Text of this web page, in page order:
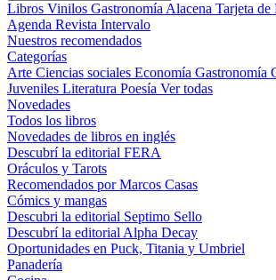
Libros Vinilos Gastronomía Alacena Tarjeta de
Agenda Revista Intervalo
Nuestros recomendados
Categorías
Arte Ciencias sociales Economía Gastronomía
Juveniles Literatura Poesía Ver todas
Novedades
Todos los libros
Novedades de libros en inglés
Descubrí la editorial FERA
Oráculos y Tarots
Recomendados por Marcos Casas
Cómics y mangas
Descubri la editorial Septimo Sello
Descubrí la editorial Alpha Decay
Oportunidades en Puck, Titania y Umbriel
Panadería